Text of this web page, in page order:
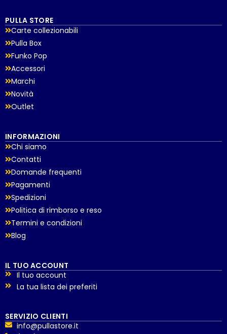
PULLA STORE
Carte collezionabili
Pulla Box
Funko Pop
Accessori
Marchi
Novità
Outlet
INFORMAZIONI
Chi siamo
Contatti
Domande frequenti
Pagamenti
Spedizioni
Politica di rimborso e reso
Termini e condizioni
Blog
IL TUO ACCOUNT
Il tuo account
La tua lista dei preferiti
SERVIZIO CLIENTI
info@pullastore.it